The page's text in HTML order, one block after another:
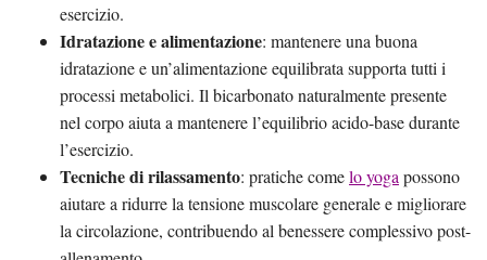
esercizio.
Idratazione e alimentazione: mantenere una buona
idratazione e un’alimentazione equilibrata supporta tutti i
processi metabolici. Il bicarbonato naturalmente presente
nel corpo aiuta a mantenere l’equilibrio acido-base durante
l’esercizio.
Tecniche di rilassamento: pratiche comelo yogapossono
aiutare a ridurre la tensione muscolare generale e migliorare
la circolazione, contribuendo al benessere complessivo post-